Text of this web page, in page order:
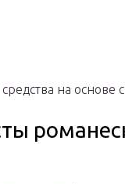
на основе